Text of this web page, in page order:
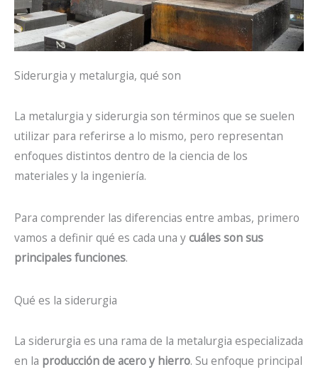
Siderurgia y metalurgia, qué son
La metalurgia y siderurgia son términos que se suelen
utilizar para referirse a lo mismo, pero representan
enfoques distintos dentro de la ciencia de los
materiales y la ingeniería.
Para comprender las diferencias entre ambas, primero
vamos a definir qué es cada una ycuáles son sus
principales funciones.
Qué es la siderurgia
La siderurgia es una rama de la metalurgia especializada
en la producción de acero y hierro. Su enfoque principal